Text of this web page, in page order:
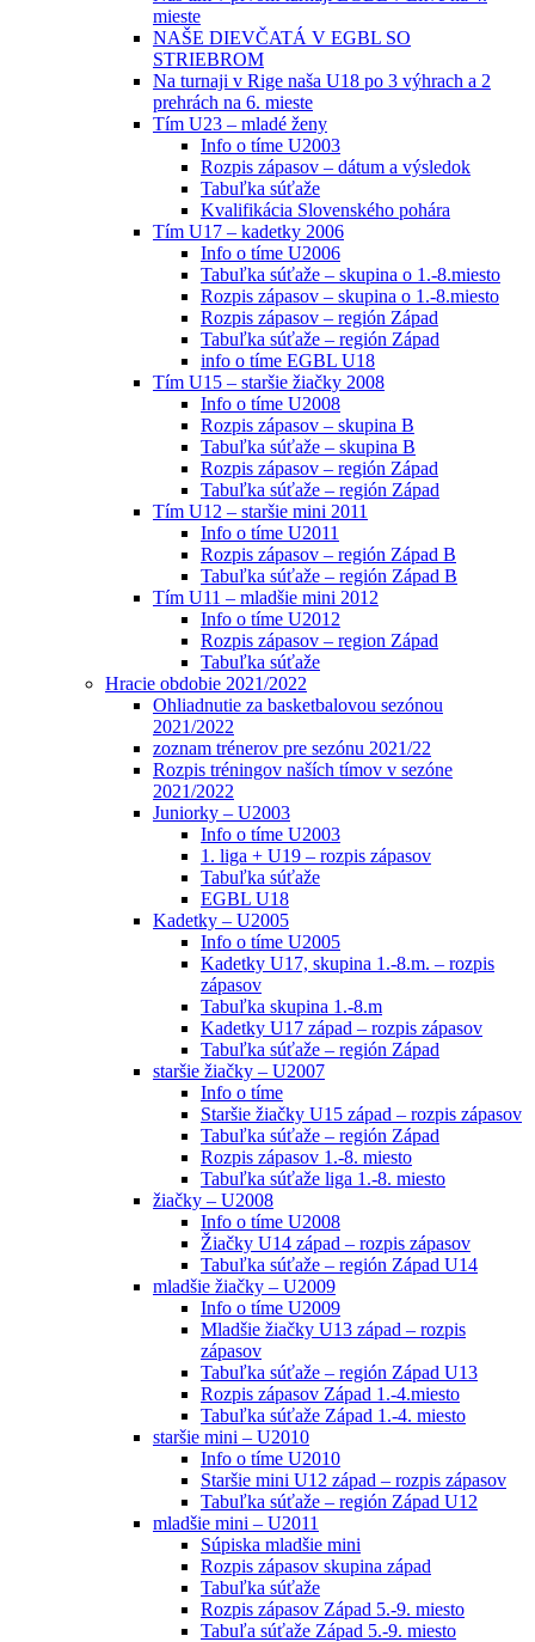
mieste
NAŠE DIEVČATÁ V EGBL SO
STRIEBROM
Na turnaji v Rige naša U18 po 3 výhrach a 2
prehrách na 6. mieste
Tím U23 – mladé ženy
Info o tíme U2003
Rozpis zápasov – dátum a výsledok
Tabuľka súťaže
Kvalifikácia Slovenského pohára
Tím U17 – kadetky 2006
Info o tíme U2006
Tabuľka súťaže – skupina o 1.-8.miesto
Rozpis zápasov – skupina o 1.-8.miesto
Rozpis zápasov – región Západ
Tabuľka súťaže – región Západ
info o tíme EGBL U18
Tím U15 – staršie žiačky 2008
Info o tíme U2008
Rozpis zápasov – skupina B
Tabuľka súťaže – skupina B
Rozpis zápasov – región Západ
Tabuľka súťaže – región Západ
Tím U12 – staršie mini 2011
Info o tíme U2011
Rozpis zápasov – región Západ B
Tabuľka súťaže – región Západ B
Tím U11 – mladšie mini 2012
Info o tíme U2012
Rozpis zápasov – region Západ
Tabuľka súťaže
Hracie obdobie 2021/2022
Ohliadnutie za basketbalovou sezónou
2021/2022
zoznam trénerov pre sezónu 2021/22
Rozpis tréningov naších tímov v sezóne
2021/2022
Juniorky – U2003
Info o tíme U2003
1. liga + U19 – rozpis zápasov
Tabuľka súťaže
EGBL U18
Kadetky – U2005
Info o tíme U2005
Kadetky U17, skupina 1.-8.m. – rozpis
zápasov
Tabuľka skupina 1.-8.m
Kadetky U17 západ – rozpis zápasov
Tabuľka súťaže – región Západ
staršie žiačky – U2007
Info o tíme
Staršie žiačky U15 západ – rozpis zápasov
Tabuľka súťaže – región Západ
Rozpis zápasov 1.-8. miesto
Tabuľka súťaže liga 1.-8. miesto
žiačky – U2008
Info o tíme U2008
Žiačky U14 západ – rozpis zápasov
Tabuľka súťaže – región Západ U14
mladšie žiačky – U2009
Info o tíme U2009
Mladšie žiačky U13 západ – rozpis
zápasov
Tabuľka súťaže – región Západ U13
Rozpis zápasov Západ 1.-4.miesto
Tabuľka súťaže Západ 1.-4. miesto
staršie mini – U2010
Info o tíme U2010
Staršie mini U12 západ – rozpis zápasov
Tabuľka súťaže – región Západ U12
mladšie mini – U2011
Súpiska mladšie mini
Rozpis zápasov skupina západ
Tabuľka súťaže
Rozpis zápasov Západ 5.-9. miesto
Tabuľa súťaže Západ 5.-9. miesto